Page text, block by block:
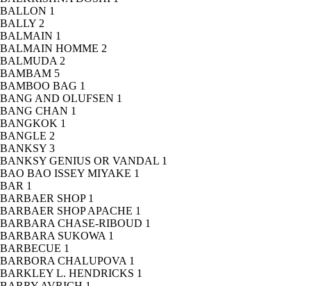
BALLON 1
BALLY 2
BALMAIN 1
BALMAIN HOMME 2
BALMUDA 2
BAMBAM 5
BAMBOO BAG 1
BANG AND OLUFSEN 1
BANG CHAN 1
BANGKOK 1
BANGLE 2
BANKSY 3
BANKSY GENIUS OR VANDAL 1
BAO BAO ISSEY MIYAKE 1
BAR 1
BARBAER SHOP 1
BARBAER SHOP APACHE 1
BARBARA CHASE-RIBOUD 1
BARBARA SUKOWA 1
BARBECUE 1
BARBORA CHALUPOVA 1
BARKLEY L. HENDRICKS 1